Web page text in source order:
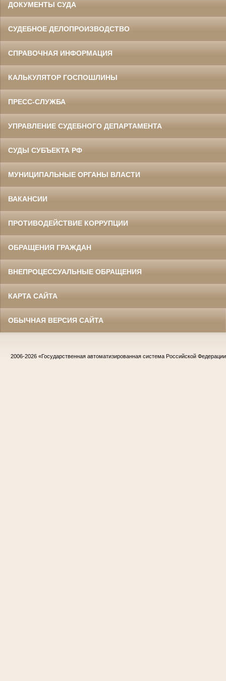
ДОКУМЕНТЫ СУДА
СУДЕБНОЕ ДЕЛОПРОИЗВОДСТВО
СПРАВОЧНАЯ ИНФОРМАЦИЯ
КАЛЬКУЛЯТОР ГОСПОШЛИНЫ
ПРЕСС-СЛУЖБА
УПРАВЛЕНИЕ СУДЕБНОГО ДЕПАРТАМЕНТА
СУДЫ СУБЪЕКТА РФ
МУНИЦИПАЛЬНЫЕ ОРГАНЫ ВЛАСТИ
ВАКАНСИИ
ПРОТИВОДЕЙСТВИЕ КОРРУПЦИИ
ОБРАЩЕНИЯ ГРАЖДАН
ВНЕПРОЦЕССУАЛЬНЫЕ ОБРАЩЕНИЯ
КАРТА САЙТА
ОБЫЧНАЯ ВЕРСИЯ САЙТА
2006-2026 «Государственная автоматизированная система Российской